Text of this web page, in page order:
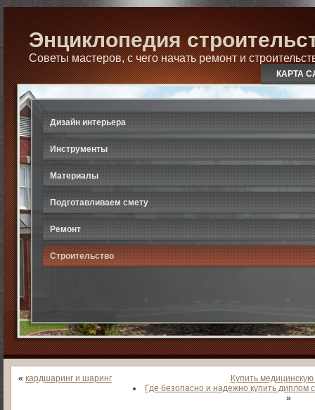
Энциклопедия
Советы мастеров, с чего начать ремонт и
КАРТА
Дизайн интерьера
Инструменты
Материалы
Подготавливаем смету
Ремонт
Строительство
« кардшаринг и шаринг
Купить медицинскую
Где безопасно и надежно купить
»